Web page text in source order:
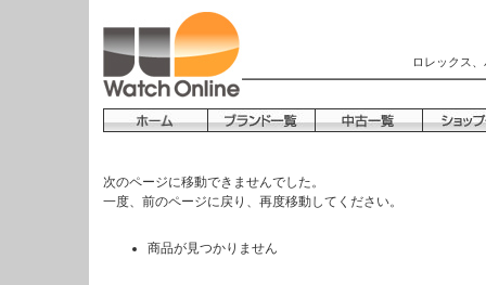
ロレックス
次のページに移動できませんでした。
一度、前のページに戻り、再度移動してください。
商品が見つかりません